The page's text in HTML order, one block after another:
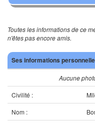
Toutes les informations de ce
n'êtes pas encore amis.
Ses informations
Aucune
Civilité :
Nom :